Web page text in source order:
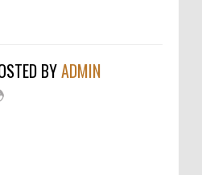
BYADMIN